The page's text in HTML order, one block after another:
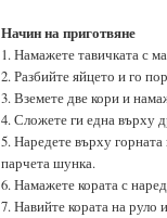
Начин на приготвяне
1. Намажете тавичката с
2. Разбийте яйцето и го
3. Вземете две кори и
4. Сложете ги една върху
5. Наредете върху
парчета шунка.
6. Намажете кората с
7. Навийте кората на руло